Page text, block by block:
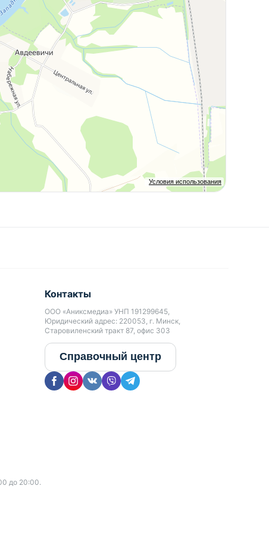
Условия использования
до 20:00.
Контакты
ООО «Аниксмедиа» УНП 191299645,
Юридический адрес: 220053, г. Минск,
Старовиленский тракт 87, офис 303
Справочный центр